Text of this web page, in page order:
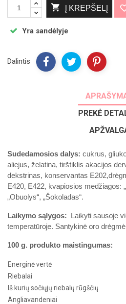
 Į KREPŠELĮ
Yra sandėlyje
Dalintis
PREKĖ
Sudedamosios dalys: cukrus,
aliejus, želatina, tirštiklis akacijos
dekstrinas, konservantas
E420, E422, kvapiosios medžiagos:
„Obuolys“, „Šokoladas“.
Laikymo sąlygos: Laikyti sausoje
temperatūroje. Santykinė oro
100 g. produkto maistingumas:
Energinė vertė
Riebalai
Iš kurių sočiųjų riebalų rūgščių
Angliavandeniai